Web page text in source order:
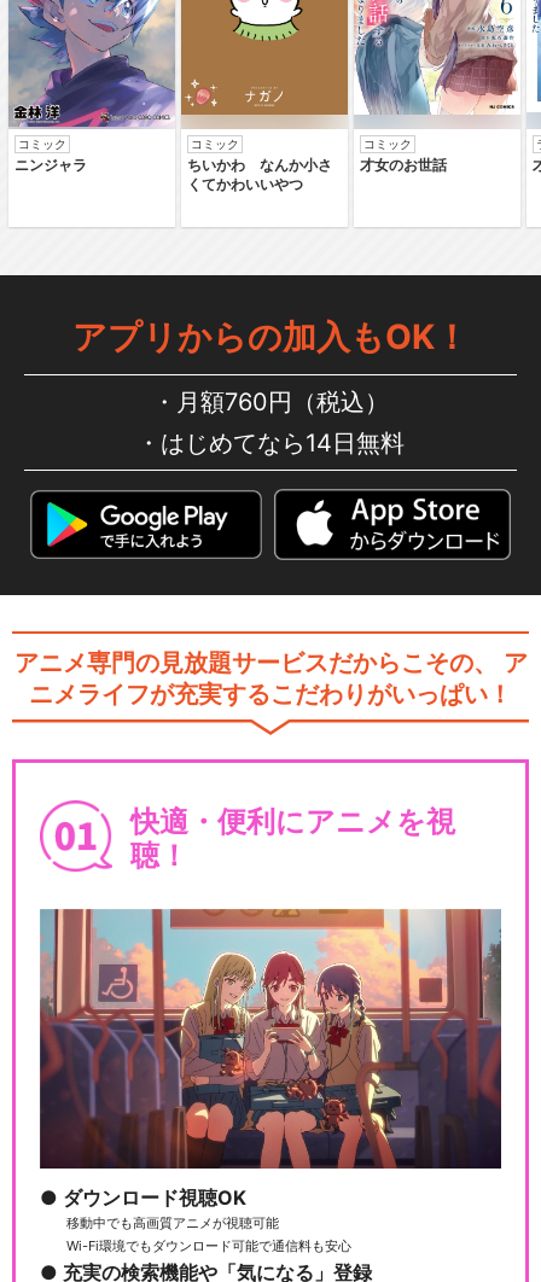
劇場版「BanG Dream! FILM
劇場版「BanG Dream! ぽっ
劇場版「BanG Dream! Episo
de…
劇場版「BanG Dream! Episo
劇場版「BanG Dream! It's M
y…
y…
BanG Dream! ガルパ☆ピコ
BanG Dream! ガルパ☆ピコ
～大盛り～
BanG Dream! ガルパ☆ピコ
ふぃーば…
コミック
ニンジャラ
コミック
ちいかわ なんか小さ
くてかわいいやつ
コミック
才女のお世話
アプリからの加入もOK！
月額760円（税込）
はじめてなら14日無料
アニメ専門の見放題サービスだからこその、
ア
ニメライフが充実するこだわりがいっぱい！
快適・便利にアニメを視
聴！
ダウンロード視聴OK
移動中でも高画質アニメが視聴可能
Wi-Fi環境でもダウンロード可能で通信料も安心
充実の検索機能や「気になる」登録